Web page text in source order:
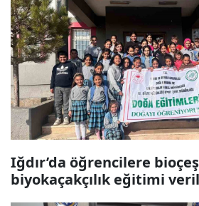
Iğdır’da öğrencilere
biyokaçakçılık eğitimi